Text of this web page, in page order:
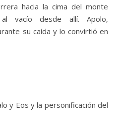
hacia la cima del monte
vacío desde allí. Apolo,
su caída y lo convirtió en
y Eos y la personificación del